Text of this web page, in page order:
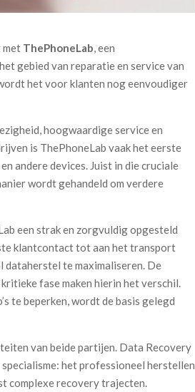
met ThePhoneLab , een
gebied van reparatie en service van
het voor klanten nog eenvoudiger
hoogwaardige service en
is ThePhoneLab vaak het eerste
andere devices. Juist in die cruciale
wordt gehandeld om verdere
een strak en zorgvuldig opgesteld
klantcontact tot aan het transport
dataherstel te maximaliseren. De
fase maken hierin het verschil.
te beperken, wordt de basis gelegd
van beide partijen. Data Recovery
het professioneel herstellen
complexe recovery trajecten.